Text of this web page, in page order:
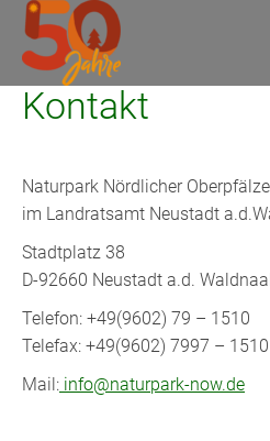
Kontakt
Naturpark Nördlicher
im Landratsamt Neustadt
Stadtplatz 38
D-92660 Neustadt a.d.
Telefon: +49(9602) 79 – 1510
Telefax: +49(9602) 7997 – 1510
Mail: info@naturpark-now.de